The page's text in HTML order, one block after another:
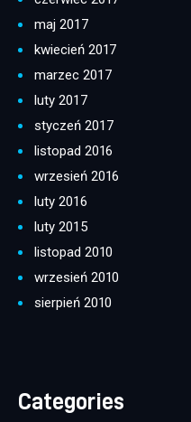
maj 2017
kwiecień 2017
marzec 2017
luty 2017
styczeń 2017
listopad 2016
wrzesień 2016
luty 2016
luty 2015
listopad 2010
wrzesień 2010
sierpień 2010
Categories